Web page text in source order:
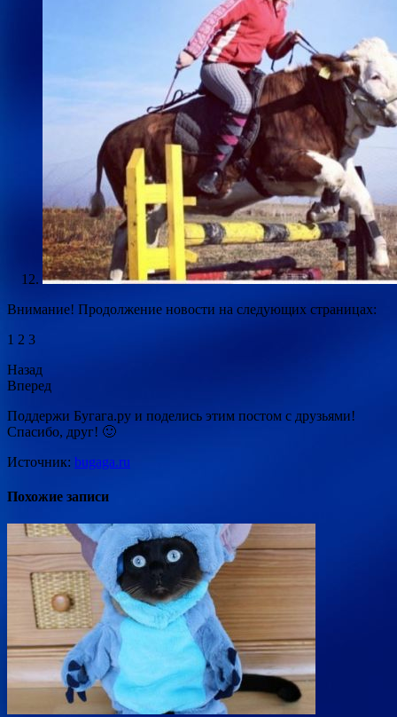
Внимание! Продолжение новости на следующих страницах:
1 2 3
Назад
Вперед
Поддержи Бугага.ру и поделись этим постом с друзьями!
Спасибо, друг! 🙂
Источник: bugaga.ru
Похожие записи